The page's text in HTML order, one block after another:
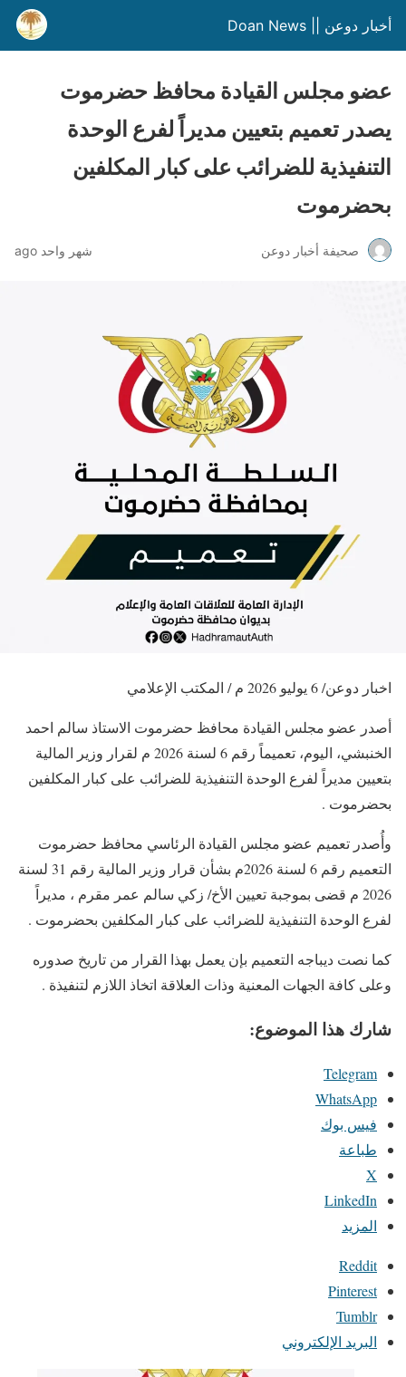
أخبار دوعن || Doan News
عضو مجلس القيادة محافظ حضرموت
يصدر تعميم بتعيين مديراً لفرع الوحدة
التنفيذية للضرائب على كبار المكلفين
بحضرموت
صحيفة أخبار دوعن شهر واحد ago
اخبار دوعن/ 6 يوليو 2026 م / المكتب الإعلامي
أصدر عضو مجلس القيادة محافظ حضرموت الاستاذ سالم احمد
الخنبشي، اليوم، تعميماً رقم 6 لسنة 2026 م لقرار وزير المالية
بتعيين مديراً لفرع الوحدة التنفيذية للضرائب على كبار المكلفين
بحضرموت .
وأُصدر تعميم عضو مجلس القيادة الرئاسي محافظ حضرموت
التعميم رقم 6 لسنة 2026م بشأن قرار وزير المالية رقم 31 لسنة
2026 م قضى بموجبة تعيين الأخ/ زكي سالم عمر مقرم ، مديراً
لفرع الوحدة التنفيذية للضرائب على كبار المكلفين بحضرموت .
كما نصت ديباجه التعميم بإن يعمل بهذا القرار من تاريخ صدوره
وعلى كافة الجهات المعنية وذات العلاقة اتخاذ اللازم لتنفيذة .
شارك هذا الموضوع:
Telegram
WhatsApp
فيس بوك
طباعة
X
LinkedIn
المزيد
Reddit
Pinterest
Tumblr
البريد الإلكتروني